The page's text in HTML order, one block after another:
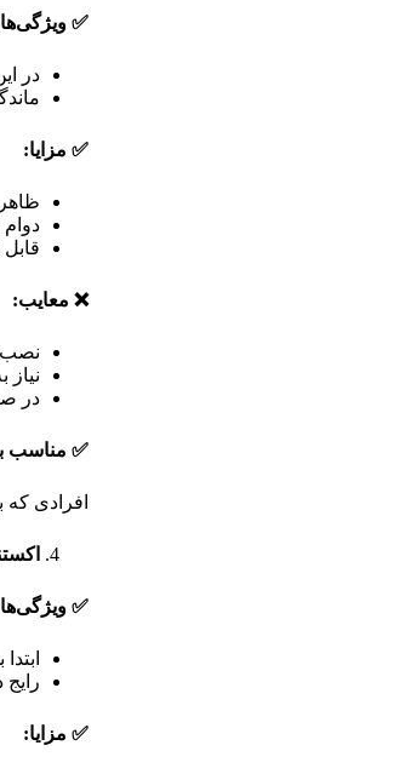
✅ ویژگی‌ها
در
✅ مزایا:
❌ معایب:
نصب
در
✅ مناسب
افرادی
✅ ویژگی‌ها
✅ مزایا: